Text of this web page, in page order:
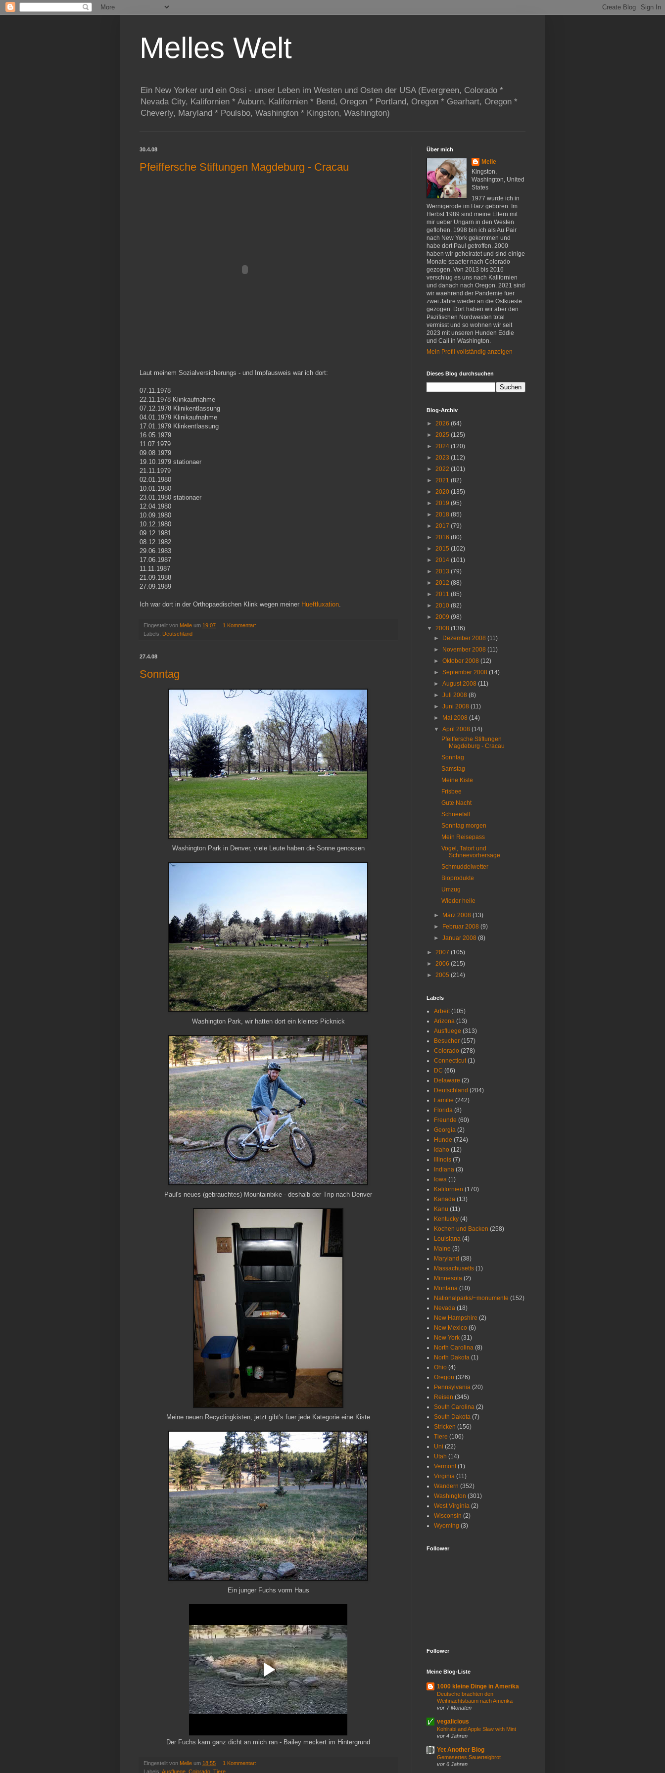
Melles Welt
Ein New Yorker und ein Ossi - unser Leben im Westen und Osten der USA (Evergreen, Colorado *
Nevada City, Kalifornien * Auburn, Kalifornien * Bend, Oregon * Portland, Oregon * Gearhart, Oregon *
Cheverly, Maryland * Poulsbo, Washington * Kingston, Washington)
30.4.08
Pfeiffersche Stiftungen Magdeburg - Cracau
Laut meinem Sozialversicherungs - und Impfausweis war ich dort:
07.11.1978
22.11.1978 Klinkaufnahme
07.12.1978 Klinikentlassung
04.01.1979 Klinikaufnahme
17.01.1979 Klinkentlassung
16.05.1979
11.07.1979
09.08.1979
19.10.1979 stationaer
21.11.1979
02.01.1980
10.01.1980
23.01.1980 stationaer
12.04.1980
10.09.1980
10.12.1980
09.12.1981
08.12.1982
29.06.1983
17.06.1987
11.11.1987
21.09.1988
27.09.1989
Ich war dort in der Orthopaedischen Klink wegen meiner Hueftluxation.
Eingestellt von Melle um 19:07
1 Kommentar:
Labels: Deutschland
27.4.08
Sonntag
Washington Park in Denver, viele Leute haben die Sonne genossen
Washington Park, wir hatten dort ein kleines Picknick
Paul's neues (gebrauchtes) Mountainbike - deshalb der Trip nach Denver
Meine neuen Recyclingkisten, jetzt gibt's fuer jede Kategorie eine Kiste
Ein junger Fuchs vorm Haus
Der Fuchs kam ganz dicht an mich ran - Bailey meckert im Hintergrund
Eingestellt von Melle um 18:55
1 Kommentar:
Labels: Ausfluege Colorado Tiere
Über mich
Melle
Kingston,
Washington, United
States
1977 wurde ich in
Wernigerode im Harz geboren. Im
Herbst 1989 sind meine Eltern mit
mir ueber Ungarn in den Westen
geflohen. 1998 bin ich als Au Pair
nach New York gekommen und
habe dort Paul getroffen. 2000
haben wir geheiratet und sind einige
Monate spaeter nach Colorado
gezogen. Von 2013 bis 2016
verschlug es uns nach Kalifornien
und danach nach Oregon. 2021 sind
wir waehrend der Pandemie fuer
zwei Jahre wieder an die Ostkueste
gezogen. Dort haben wir aber den
Pazifischen Nordwesten total
vermisst und so wohnen wir seit
2023 mit unseren Hunden Eddie
und Cali in Washington.
Mein Profil vollständig anzeigen
Dieses Blog durchsuchen
Blog-Archiv
► 2026 (64)
► 2025 (125)
► 2024 (120)
► 2023 (112)
► 2022 (101)
► 2021 (82)
► 2020 (135)
► 2019 (95)
► 2018 (85)
► 2017 (79)
► 2016 (80)
► 2015 (102)
► 2014 (101)
► 2013 (79)
► 2012 (88)
► 2011 (85)
► 2010 (82)
► 2009 (98)
▼ 2008 (136)
►
Dezember 2008(11)
►
November 2008(11)
►Oktober 2008(12)
►September 2008(14)
►August 2008(11)
►Juli 2008(8)
►Juni 2008(11)
►
Mai 2008(14)
▼April 2008(14)
Pfeiffersche Stiftungen
Magdeburg - Cracau
Sonntag
Samstag
Meine Kiste
Frisbee
Gute Nacht
Schneefall
Sonntag morgen
Mein Reisepass
Vogel, Tatort und
Schneevorhersage
Schmuddelwetter
Bioprodukte
Umzug
Wieder heile
► März 2008(13)
►
Februar 2008(9)
►Januar 2008(8)
► 2007 (105)
► 2006 (215)
► 2005 (214)
Labels
Arbeit (105)
Arizona (13)
Ausfluege (313)
Besucher (157)
Colorado (278)
Connecticut (1)
DC (66)
Delaware (2)
Deutschland (204)
Familie (242)
Florida (8)
Freunde (60)
Georgia (2)
Hunde (724)
Idaho (12)
Illinois (7)
Indiana (3)
Iowa (1)
Kalifornien (170)
Kanada (13)
Kanu (11)
Kentucky (4)
Kochen und Backen (258)
Louisiana (4)
Maine (3)
Maryland (38)
Massachusetts (1)
Minnesota (2)
Montana (10)
Nationalparks/~monumente (152)
Nevada (18)
New Hampshire (2)
New Mexico (6)
New York (31)
North Carolina (8)
North Dakota (1)
Ohio (4)
Oregon (326)
Pennsylvania (20)
Reisen (345)
South Carolina (2)
South Dakota (7)
Stricken (156)
Tiere (106)
Uni (22)
Utah (14)
Vermont (1)
Virginia (11)
Wandern (352)
Washington (301)
West Virginia (2)
Wisconsin (2)
Wyoming (3)
Follower
Follower
Meine Blog-Liste
1000 kleine Dinge in Amerika
Deutsche brachten den
Weihnachtsbaum nach Amerika
vor 7 Monaten
vegalicious
Kohlrabi and Apple Slaw with Mint
vor 4 Jahren
Yet Another Blog
Gemasertes Sauerteigbrot
vor 6 Jahren